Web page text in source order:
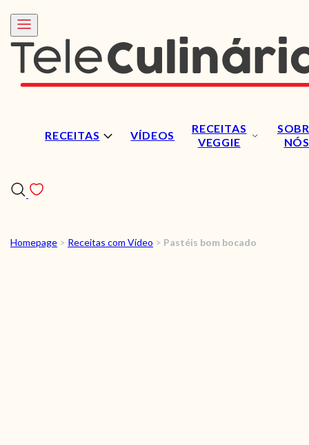
RECEITAS VÍDEOS
RECEITAS
VEGGIE
NÓS
RECEITAS
Homepage > Receitas com Vídeo > Pastéis bom bocado